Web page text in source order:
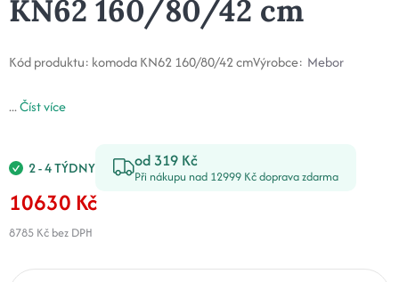
KN62 160/80/42 cm
Kód produktu: komoda KN62 160/80/42 cmVýrobce: Mebor
...Číst více
2 - 4 TÝDNY od 319 Kč
Při nákupu nad 12999 Kč doprava zdarma
10630 Kč
8785 Kč bez DPH